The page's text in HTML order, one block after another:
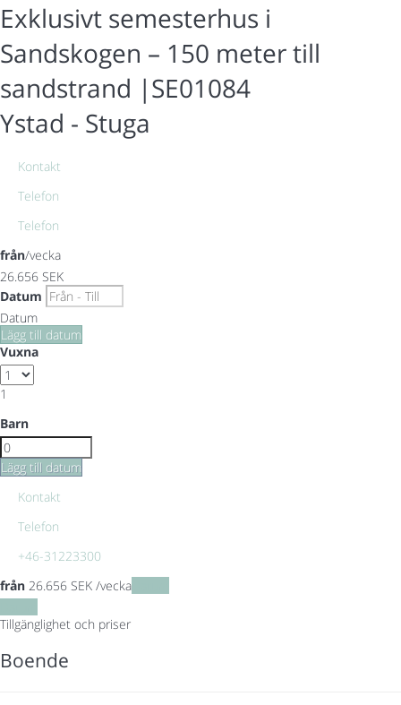
Exklusivt semesterhus i
Sandskogen – 150 meter till
sandstrand |SE01084
Ystad - Stuga
Kontakt
Telefon
Telefon
från/vecka
26.656 SEK
Datum
Datum
Lägg till datum
Vuxna
1
Barn
Lägg till datum
Kontakt
Telefon
+46-31223300
från 26.656 SEK /vecka
Tillgänglighet och priser
Boende